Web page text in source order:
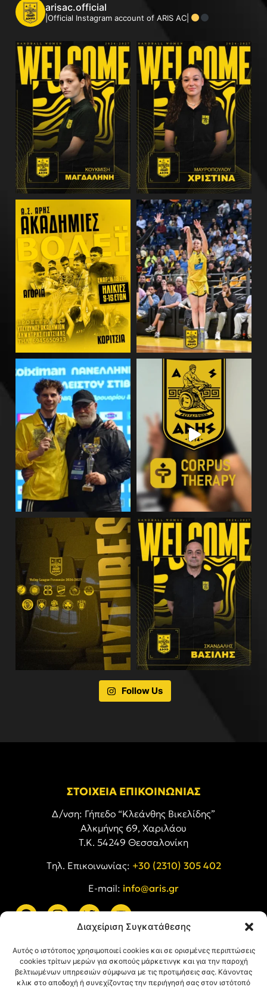
Διαχείριση Συγκατάθεσης
Αυτός ο ιστότοπος χρησιμοποιεί cookies και σε ορισμένες περιπτώσεις
cookies τρίτων μερών για σκοπούς μάρκετινγκ και για την παροχή
βελτιωμένων υπηρεσιών σύμφωνα με τις προτιμήσεις σας. Κάνοντας
κλικ στο αποδοχή ή συνεχίζοντας την περιήγησή σας στον ιστότοπό
arisac.official
|Official Instagram account of ARIS AC|
Follow Us
ΣΤΟΙΧΕΙΑ ΕΠΙΚΟΙΝΩΝΙΑΣ
Δ/νση: Γήπεδο “Κλεάνθης Βικελίδης”
Αλκμήνης 69, Χαριλάου
Τ.Κ. 54249 Θεσσαλονίκη
Tηλ. Επικοινωνίας: +30 (2310) 305 402
E-mail: info@aris.gr